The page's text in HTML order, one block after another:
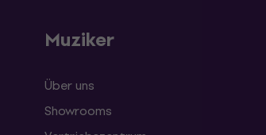
Muziker
Über uns
Showrooms